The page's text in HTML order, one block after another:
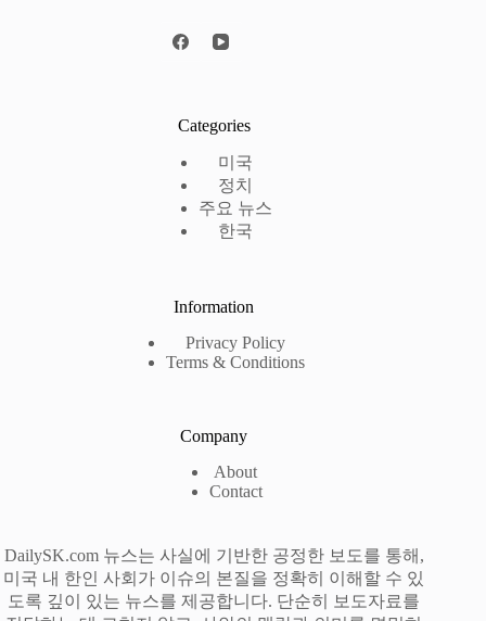
Categories
미국
정치
주요 뉴스
한국
Information
Privacy Policy
Terms & Conditions
Company
About
Contact
DailySK.com 뉴스는 사실에 기반한 공정한 보도를 통해,
미국 내 한인 사회가 이슈의 본질을 정확히 이해할 수 있
도록 깊이 있는 뉴스를 제공합니다. 단순히 보도자료를